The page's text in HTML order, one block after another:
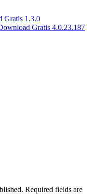
Gratis 1.3.0
Gratis 4.0.23.187
Required fields are